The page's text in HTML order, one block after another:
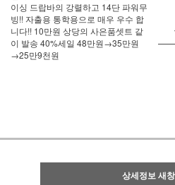
이싱 드랍바의 강렬하고 14단 파워무
빙!! 자출용 통학용으로 매우 우수 합
니다!! 10만원 상당의 사은품셋트 같
이 발송 40%세일 48만원→35만원
→25만9천원
상세정보 새